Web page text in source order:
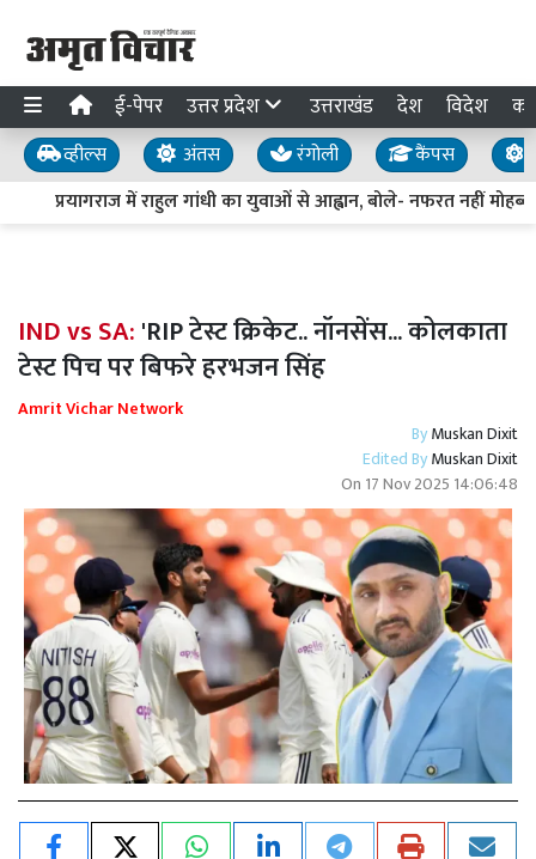
ई-पेपर उत्तर प्रदेश उत्तराखंड देश विदेश
व्हील्स अंतस रंगोली कैंपस
प्रयागराज में राहुल गांधी का युवाओं से आह्वान, बोले- नफरत नहीं
IND vs SA:'RIP टेस्ट क्रिकेट.. नॉनसेंस... कोलकाता
टेस्ट पिच पर बिफरे हरभजन सिंह
Amrit Vichar Network
ByMuskan Dixit
Edited ByMuskan Dixit
On 17 Nov 2025 14:06:48